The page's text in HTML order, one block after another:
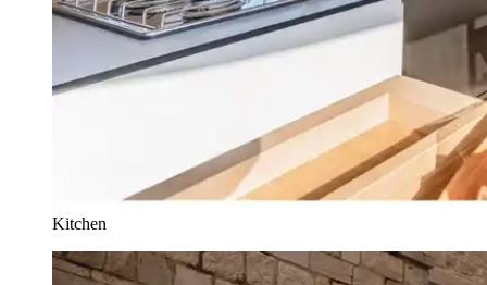
Kitchen